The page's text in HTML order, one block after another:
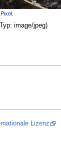
.
image/jpeg)
Lizenz